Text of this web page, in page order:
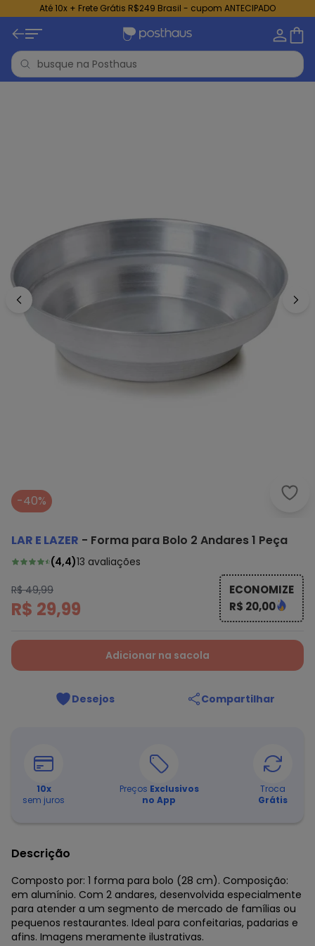
Até 10x + Frete Grátis R$249 Brasil - cupom ANTECIPADO
Lar
-40%
LAR E LAZER - Forma para Bolo 2 Andares 1 Peça
(4,4)13 avaliações
R$ 49,99
R$ 29,99
ECONOMIZE
R$ 20,00
Adicionar na sacola
Desejos Compartilhar
10x
sem juros
Preços Exclusivos
no App
Troca
Grátis
Descrição
Composto por: 1 forma para bolo (28 cm). Composição:
em alumínio. Com 2 andares, desenvolvida especialmente
para atender a um segmento de mercado de famílias ou
pequenos restaurantes. Ideal para confeitarias, padarias e
afins. Imagens meramente ilustrativas.